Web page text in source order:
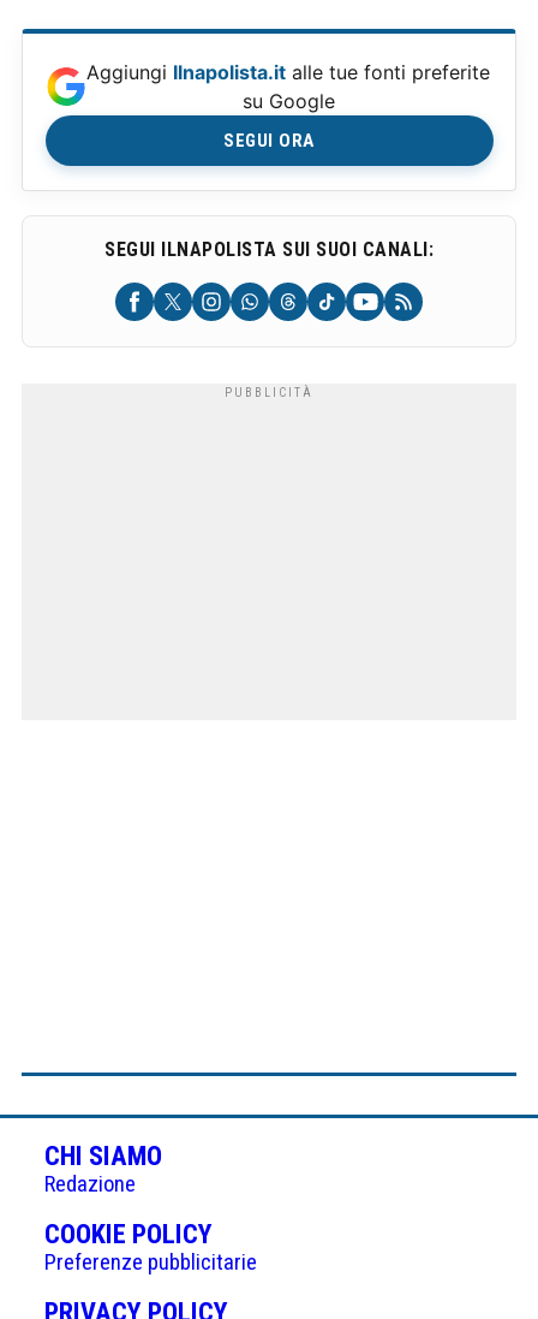
Aggiungi Ilnapolista.it alle tue fonti preferite
su Google
SEGUI ORA
SEGUI ILNAPOLISTA SUI SUOI CANALI:
CHI SIAMO
Redazione
COOKIE POLICY(APRE
IN
UNA
Preferenze pubblicitarie
PRIVACY POLICY(APRE